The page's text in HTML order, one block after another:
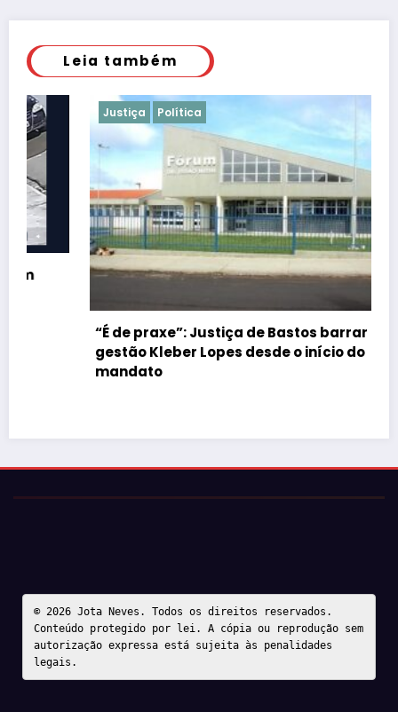
Leia também
Justiça Política
“É de praxe”: Justiça de Bastos barrar atos da
gestão Kleber Lopes desde o início do
mandato
© 2026 Jota Neves. Todos os direitos reservados.
Conteúdo protegido por lei. A cópia ou reprodução sem
autorização expressa está sujeita às penalidades
legais.